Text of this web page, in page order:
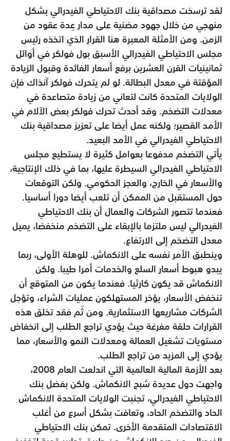
لقد ترسخت مصداقية بنك الاحتياطي الفيدرالي بشكل
منهجي من خلال جهود مضنية على مدار عِدة عقود من
الزمن. ومن الأمثلة المعبرة هنا القرار الذي اتخذه رئيس
مجلس الاحتياطي الفيدرالي الأسبق بول فولكر في أوائل
ثمانينيات القرن العشرين برفع أسعار الفائدة وقبول الزيادة
المؤقتة في معدل البطالة. لو لم يتحرك فولكر آنذاك فإن
الولايات المتحدة كانت لتعاني من زيادة متصاعدة في
معدلات التضخم. وقد أحدث تحرك فولكر بعض الآلام في
الأمد القصير؛ ولكنه عمل أيضا على تعزيز مصداقية بنك
الاحتياطي الفيدرالي في الأمد البعيد.
يأتي التضخم مدفوعا بعوامل كثيرة لا يستطيع مجلس
الاحتياطي الفيدرالي السيطرة عليها، بما في ذلك الإنتاجية،
والأسعار في الخارج، والعجز الحكومي. ولكن التوقعات
حول المستقبل من الممكن أن تلعب أيضا دورا أساسيا.
فعندما تتصور الشركات والعمال أن بنك الاحتياطي
الفيدرالي ليس ملتزما بالإبقاء على التضخم منخفضا، يميل
معدل التضخم إلى الارتفاع.
وينطبق الأمر نفسه على الانكماش. للوهلة الأولى، ربما
يبدو هبوط أسعار السلع والخدمات أمرا طيبا. ولكن
الانكماش قد يكون كارثيا. فعندما يكون من المتوقع أن
تنخفض الأسعار، يؤخر المستهلكون عمليات الشراء، وتؤجل
الشركات مشاريعها الاستثمارية. ومن ثَم فقد تخلق هذه
القرارات حلقة مفرغة حيث يؤدي تراجع الطلب إلى انخفاض
مستويات تشغيل العمالة ومعدلات النمو والأسعار، مما
يؤدي إلى المزيد من تراجع الطلب.
بعد الأزمة المالية العالمية التي اندلعت العام 2008،
واجهت دول عديدة شبح الانكماش. ولكن بفضل بنك
الاحتياطي الفيدرالي، تجنبت الولايات المتحدة الانكماش
الحاد والتضخم الحاد، وتعافت بشكل أسرع من أغلب
الاقتصادات المتقدمة الأخرى. تمكن بنك الاحتياطي